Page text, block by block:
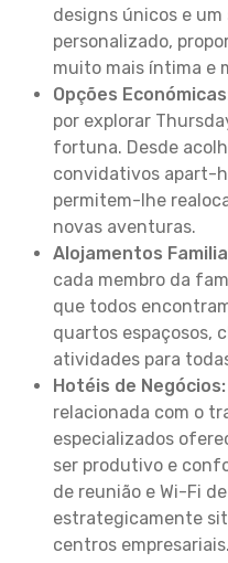
designs únicos e
personalizado,
muito mais íntima e
Opções
por explorar
fortuna. Desde
convidativos apart-
permitem-lhe
novas aventuras.
Alojamentos
cada membro da
que todos
quartos espaçosos,
atividades para
Hotéis de Negócios:
relacionada com o
especializados
ser produtivo e
de reunião e Wi-Fi
estrategicamente
centros empresariais.